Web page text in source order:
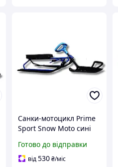
Санки-мотоцикл Prime
Sport Snow Moto сині
Готово до відправки
від530₴/міс